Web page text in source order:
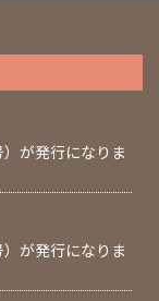
が発行になりま
が発行になりま